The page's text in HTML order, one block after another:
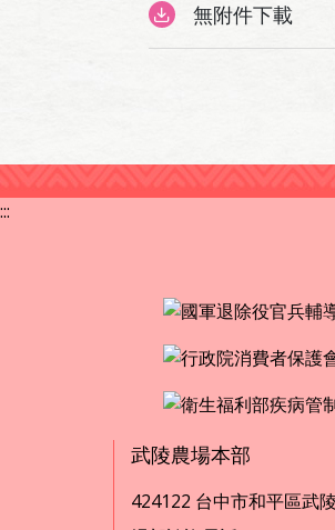
無附件下載
:::
武陵農場本部
424122 台中市和平區武